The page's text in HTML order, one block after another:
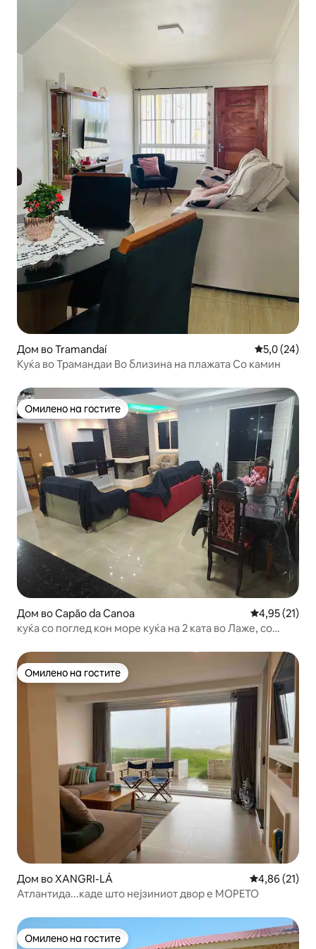
Дом во Tramandaí Просечна
5,0 (24)
Куќа во Трамандаи Во близина на плажата Со камин
Омилено на гостите
Омилено на гостите
Дом во Capão da Canoa Просечна
4,95 (21)
куќа со поглед кон море куќа на 2 ката во Лаже, со
Омилено на гостите
Омилено на гостите
Дом во XANGRI-LÁ Просечна
4,86 (21)
Атлантида...каде што нејзиниот двор е МОРЕТО
Омилено на гостите
Омилено на гостите